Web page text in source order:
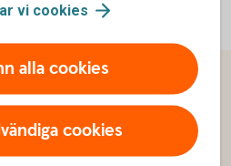
vi cookies
alla cookies
cookies